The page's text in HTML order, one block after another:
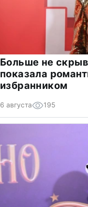
Больше не
показала
избранником
6 августа 195